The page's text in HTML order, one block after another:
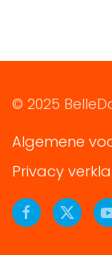
© 2025
Algemene
Privacy